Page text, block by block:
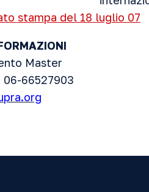
stampa del 18 luglio 07
Master
66527903